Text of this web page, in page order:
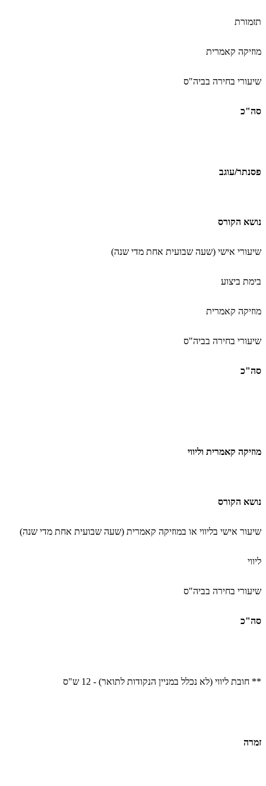
תזמורת
מוזיקה קאמרית
שיעורי בחירה בביה"ס
סה"כ
פסנתר/עוגב
נושא הקורס
שיעורי אישי (שעה שבועית אחת מדי שנה(
בימת ביצוע
מוזיקה קאמרית
שיעורי בחירה בביה"ס
סה"כ
מוזיקה קאמרית וליווי
נושא הקורס
שיעור אישי בליווי או במוזיקה קאמרית (שעה שבועית אחת מדי שנה(
ליווי
שיעורי בחירה בביה"ס
סה"כ
** חובת ליווי (לא נכלל במניין הנקודות לתואר( - 12 ש"ס
זמרה